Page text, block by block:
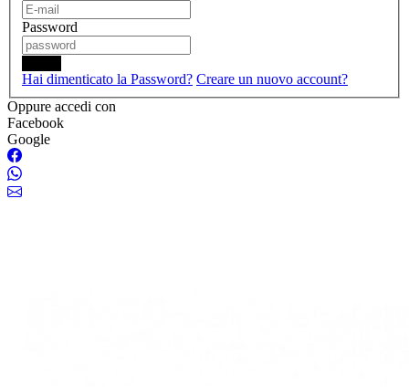
Password
Hai dimenticato la Password? Creare un nuovo account?
Oppure accedi con
Facebook
Google